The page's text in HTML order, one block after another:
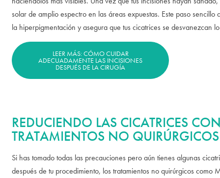
solar de amplio espectro en las áreas expuestas. Este paso sencillo
la hiperpigmentación y asegura que tus cicatrices se desvanezcan
LEER MÁS: CÓMO CUIDAR
ADECUADAMENTE LAS INCISIONES
DESPUÉS DE LA CIRUGÍA
REDUCIENDO LAS CICATRICES
TRATAMIENTOS NO QUIRÚRGICOS
Si has tomado todas las precauciones pero aún tienes algunas
después de tu procedimiento, los tratamientos no quirúrgicos como